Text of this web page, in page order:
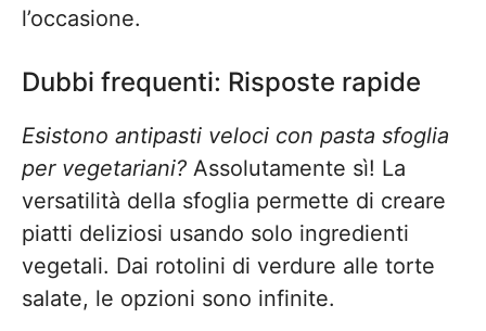
l’occasione.
Dubbi frequenti: Risposte rapide
Esistono antipasti veloci con pasta sfoglia
per vegetariani? Assolutamente sì! La
versatilità della sfoglia permette di creare
piatti deliziosi usando solo ingredienti
vegetali. Dai rotolini di verdure alle torte
salate, le opzioni sono infinite.